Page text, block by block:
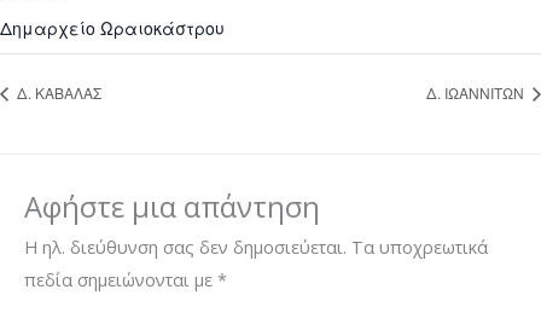
Δημαρχείο Ωραιοκάστρου
Δ. ΚΑΒΑΛΑΣ Δ. ΙΩΑΝΝΙΤΩΝ
Αφήστε μια απάντηση
Η ηλ. διεύθυνση σας δεν δημοσιεύεται. Τα υποχρεωτικά
πεδία σημειώνονται με *